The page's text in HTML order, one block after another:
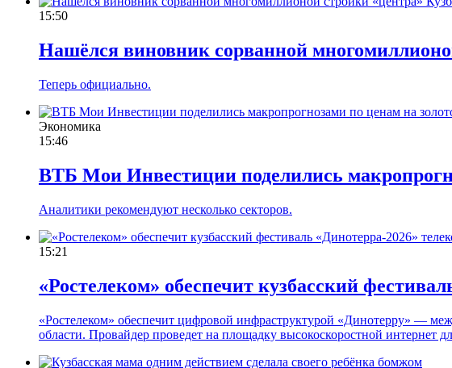
15:50
Нашёлся виновник сорванной
Теперь официально.
Экономика
15:46
ВТБ Мои Инвестиции поделились
Аналитики рекомендуют несколько секторов.
15:21
«Ростелеком» обеспечит кузбасский
«Ростелеком» обеспечит цифровой инфраструктурой «Динотерру» —
области. Провайдер проведет на площадку высокоскоростной интернет